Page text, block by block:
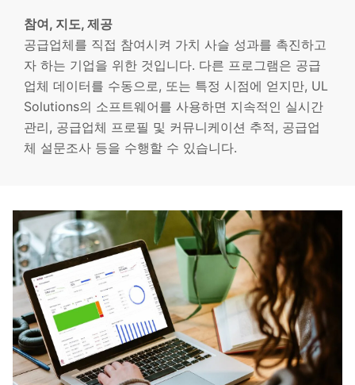
참여, 지도, 제공
공급업체를 직접 참여시켜 가치 사슬 성과를 촉진하고
자 하는 기업을 위한 것입니다. 다른 프로그램은 공급
업체 데이터를 수동으로, 또는 특정 시점에 얻지만, UL
Solutions의 소프트웨어를 사용하면 지속적인 실시간
관리, 공급업체 프로필 및 커뮤니케이션 추적, 공급업
체 설문조사 등을 수행할 수 있습니다.